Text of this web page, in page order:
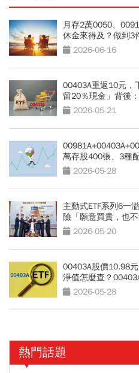
月存2萬0050、
休金來得及？做到3
2026-06-16
00403A重返10元，
留20％現金」背後
是？2026-05-21
萬存股400張、3種
2026-05-28
主動式ETF系列6一
險「願意買貴，也
買 2026-05-20
00403A股價10.98
淨值怎麼查？
2026-05-28
熱門話題